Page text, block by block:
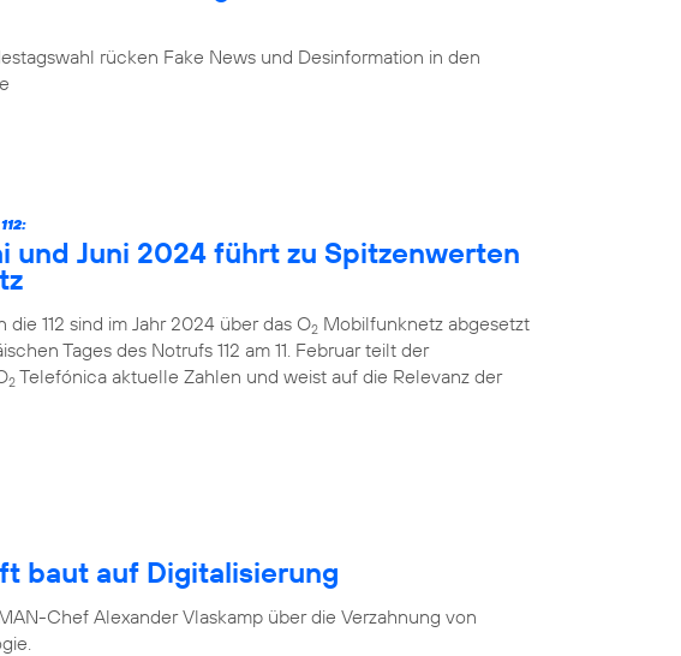
rücken Fake News und Desinformation in den
und Juni 2024 führt zu Spitzenwerten
112 sind im Jahr 2024 über das O2 Mobilfunknetz abgesetzt
Tages des Notrufs 112 am 11. Februar teilt der
2 Telefónica aktuelle Zahlen und weist auf die Relevanz der
baut auf Digitalisierung
Chef Alexander Vlaskamp über die Verzahnung von